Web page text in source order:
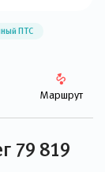
ПТС
Маршрут
79 819